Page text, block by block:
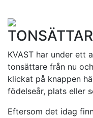
KVAST har under ett
tonsättare från nu
klickat på knappen
födelseår, plats eller
Eftersom det idag